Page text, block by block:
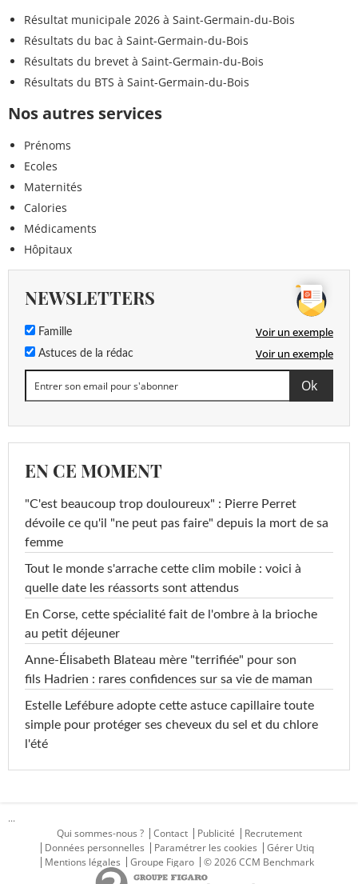
Résultat municipale 2026 à Saint-Germain-du-Bois
Résultats du bac à Saint-Germain-du-Bois
Résultats du brevet à Saint-Germain-du-Bois
Résultats du BTS à Saint-Germain-du-Bois
Nos autres services
Prénoms
Ecoles
Maternités
Calories
Médicaments
Hôpitaux
NEWSLETTERS
Famille Voir un exemple
Astuces de la rédac Voir un exemple
EN CE MOMENT
"C'est beaucoup trop douloureux" : Pierre Perret
dévoile ce qu'il "ne peut pas faire" depuis la mort de sa
femme
Tout le monde s'arrache cette clim mobile : voici à
quelle date les réassorts sont attendus
En Corse, cette spécialité fait de l'ombre à la brioche
au petit déjeuner
Anne-Élisabeth Blateau mère "terrifiée" pour son
fils Hadrien : rares confidences sur sa vie de maman
Estelle Lefébure adopte cette astuce capillaire toute
simple pour protéger ses cheveux du sel et du chlore
l'été
...
Qui sommes-nous ?
Contact Publicité
Recrutement
Données personnelles
Paramétrer les cookies
Gérer Utiq
Mentions légales
Groupe Figaro © 2026 CCM Benchmark